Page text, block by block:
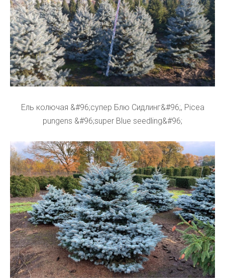
Ель колючая &#96;супер Блю Сидлинг&#96;, Picea
pungens &#96;super Blue seedling&#96;